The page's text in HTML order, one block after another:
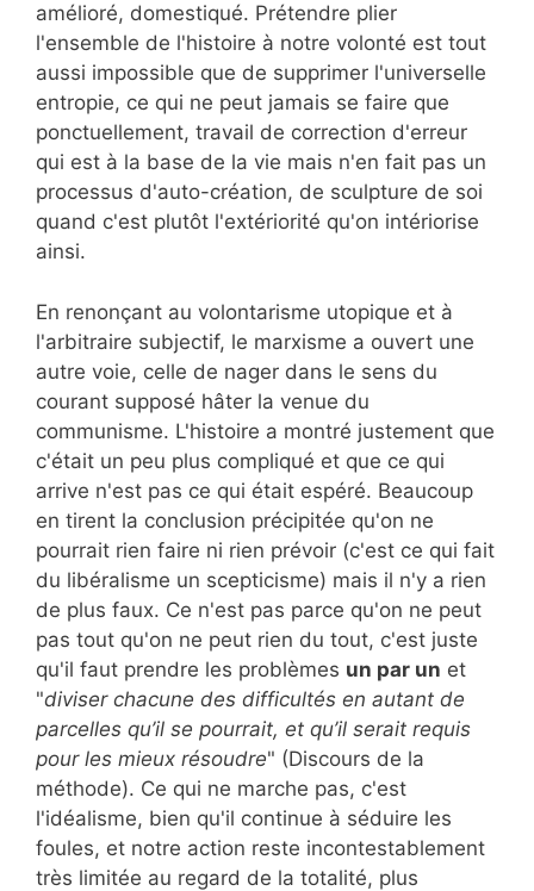
amélioré, domestiqué. Prétendre plier
l'ensemble de l'histoire à notre volonté est tout
aussi impossible que de supprimer l'universelle
entropie, ce qui ne peut jamais se faire que
ponctuellement, travail de correction d'erreur
qui est à la base de la vie mais n'en fait pas un
processus d'auto-création, de sculpture de soi
quand c'est plutôt l'extériorité qu'on intériorise
ainsi.
En renonçant au volontarisme utopique et à
l'arbitraire subjectif, le marxisme a ouvert une
autre voie, celle de nager dans le sens du
courant supposé hâter la venue du
communisme. L'histoire a montré justement que
c'était un peu plus compliqué et que ce qui
arrive n'est pas ce qui était espéré. Beaucoup
en tirent la conclusion précipitée qu'on ne
pourrait rien faire ni rien prévoir (c'est ce qui fait
du libéralisme un scepticisme) mais il n'y a rien
de plus faux. Ce n'est pas parce qu'on ne peut
pas tout qu'on ne peut rien du tout, c'est juste
qu'il faut prendre les problèmes un par un et
"diviser chacune des difficultés en autant de
parcelles qu’il se pourrait, et qu’il serait requis
pour les mieux résoudre" (Discours de la
méthode). Ce qui ne marche pas, c'est
l'idéalisme, bien qu'il continue à séduire les
foules, et notre action reste incontestablement
très limitée au regard de la totalité, plus